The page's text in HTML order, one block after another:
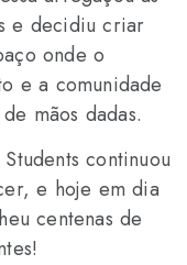
e decidiu criar
onde o
e a comunidade
mãos dadas.
Students continuou
e hoje em dia
centenas de